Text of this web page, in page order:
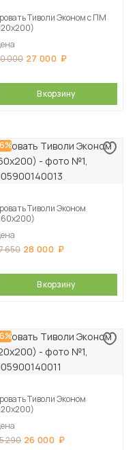
Тиволи Эконом с ПМ
000 27 000
В корзину
Тиволи Эконом
650 28 000
В корзину
Тиволи Эконом
290 26 000